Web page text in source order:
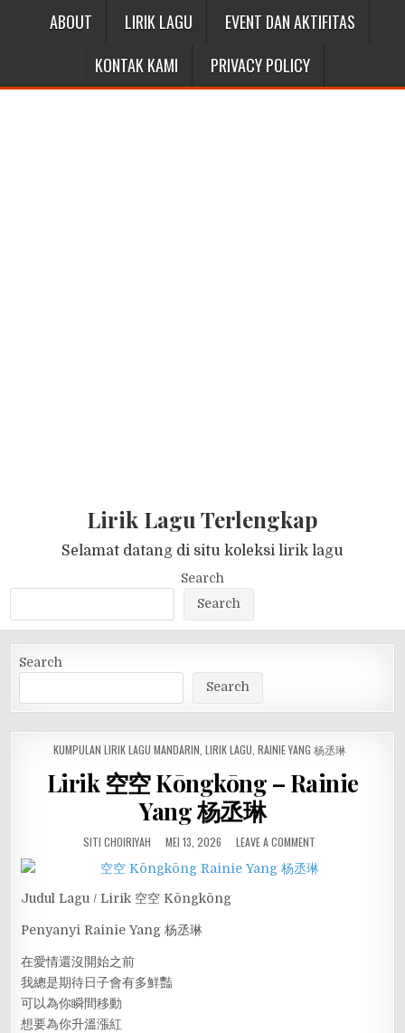
ABOUT LIRIK LAGU
EVENT DAN AKTIFITAS
KONTAK KAMI
PRIVACY POLICY
Lirik Lagu Terlengkap
Selamat datang di situ koleksi lirik lagu
Search
Search
Search
Search
POSTED
KUMPULAN LIRIK LAGU MANDARIN LIRIK LAGU RAINIE YANG 杨丞琳
Lirik 空空 Kōngkōng – Rainie
Yang 杨丞琳
SITI CHOIRIYAH MEI 13, 2026 LEAVE A COMMENT
Judul Lagu / Lirik 空空 Kōngkōng
Penyanyi Rainie Yang 杨丞琳
在愛情還沒開始之前
我總是期待日子會有多鮮豔
可以為你瞬間移動
想要為你升溫漲紅